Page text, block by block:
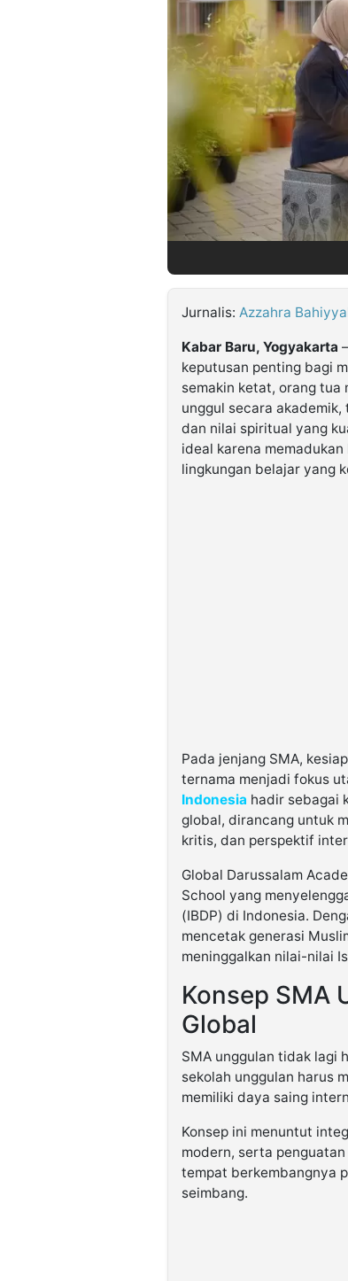
Jurnalis: Azzahra
Kabar Baru, Yogyakarta
keputusan penting bagi
semakin ketat, orang
unggul secara
dan nilai spiritual yang
ideal karena
lingkungan belajar yang
Pada jenjang SMA,
ternama menjadi fokus
Indonesia hadir sebagai
global, dirancang untuk
kritis, dan perspektif
Global Darussalam
School yang
(IBDP) di Indonesia.
mencetak generasi
meninggalkan nilai-nilai
Konsep SMA
Global
SMA unggulan tidak lagi
sekolah unggulan harus
memiliki daya saing
Konsep ini menuntut
modern, serta
tempat berkembangnya
seimbang.